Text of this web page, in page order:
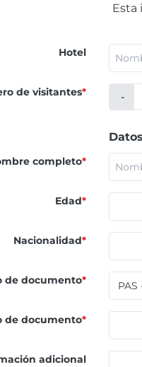
Esta
Hotel
de visitantes* -
completo*
Edad*
Nacionalidad*
de documento*
de documento*
adicional